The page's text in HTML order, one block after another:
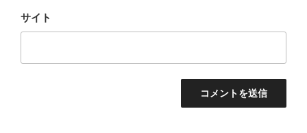
サイト